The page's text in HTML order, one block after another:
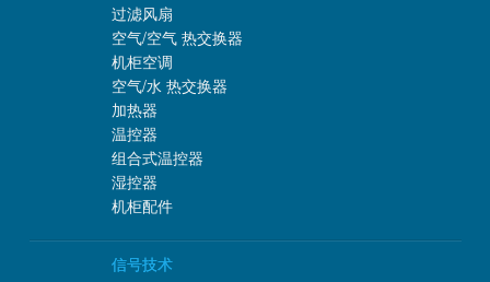
过滤风扇
空气/空气 热交换器
机柜空调
空气/水 热交换器
加热器
温控器
组合式温控器
湿控器
机柜配件
信号技术